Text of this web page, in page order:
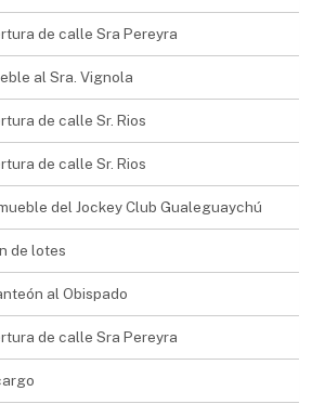
de calle Sra Pereyra
al Sra. Vignola
de calle Sr. Rios
de calle Sr. Rios
del Jockey Club Gualeguaychú
de lotes
al Obispado
de calle Sra Pereyra